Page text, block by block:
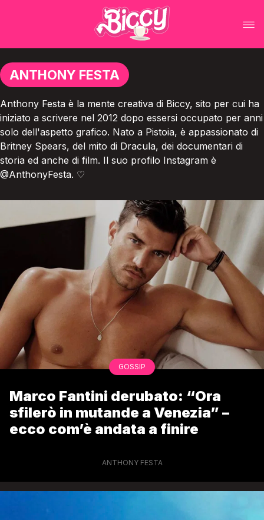
ANTHONY FESTA
Anthony Festa è la mente creativa di Biccy, sito per cui ha
iniziato a scrivere nel 2012 dopo essersi occupato per anni
solo dell'aspetto grafico. Nato a Pistoia, è appassionato di
Britney Spears, del mito di Dracula, dei documentari di
storia ed anche di film. Il suo profilo Instagram è
@AnthonyFesta. ♡
GOSSIP
Marco Fantini derubato: “Ora
sfilerò in mutande a Venezia” –
ecco com’è andata a finire
ANTHONY FESTA